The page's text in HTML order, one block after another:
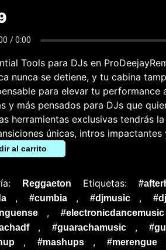
Tools para DJs en
nunca se detiene, y tu cabina
para elevar tu
y más pensados para DJs que
herramientas exclusivas tendrás
únicas, intros impactantes
al carrito
Reggaeton Etiquetas:
, #cumbia , #djmusic ,
, #electronicdancemusic
, #guarachamusic ,
, #mashups , #merengue